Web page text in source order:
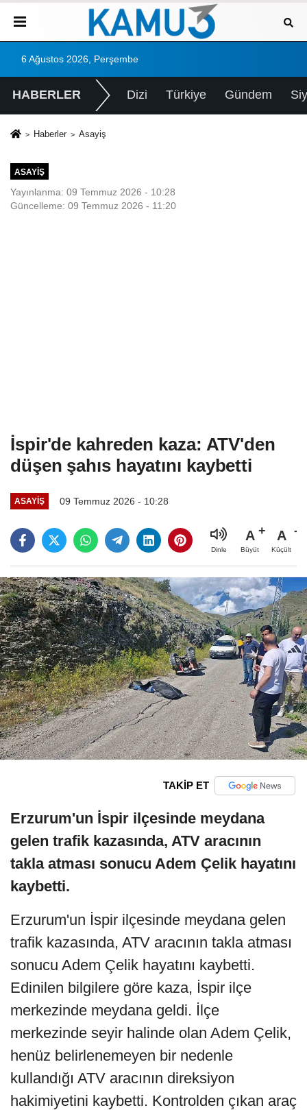
6 Ağustos 2026, Perşembe
HABERLER Dizi Türkiye Gündem
Haberler Asayiş
ASAYIŞ
Yayınlanma: 09 Temmuz 2026 - 10:28
Güncelleme: 09 Temmuz 2026 - 11:20
İspir'de kahreden kaza: ATV'den
düşen şahıs hayatını kaybetti
ASAYIŞ 09 Temmuz 2026 - 10:28
Dinle
A
Büyüt
A
Küçült
TAKİP ET
Erzurum'un İspir ilçesinde meydana
gelen trafik kazasında, ATV aracının
takla atması sonucu Adem Çelik hayatını
kaybetti.
Erzurum'un İspir ilçesinde meydana gelen
trafik kazasında, ATV aracının takla atması
sonucu Adem Çelik hayatını kaybetti.
Edinilen bilgilere göre kaza, İspir ilçe
merkezinde meydana geldi. İlçe
merkezinde seyir halinde olan Adem Çelik,
henüz belirlenemeyen bir nedenle
kullandığı ATV aracının direksiyon
hakimiyetini kaybetti. Kontrolden çıkan araç